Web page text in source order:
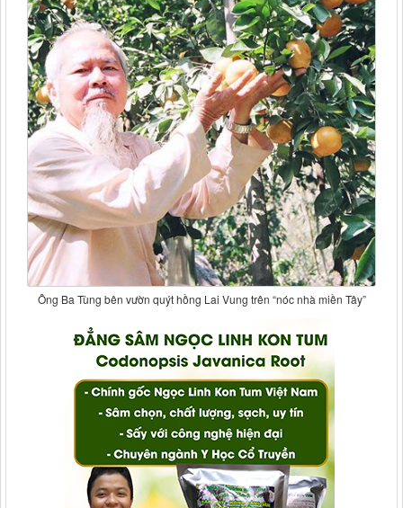
Ông Ba Tùng bên vườn quýt hồng Lai Vung trên “nóc nhà miền Tây”